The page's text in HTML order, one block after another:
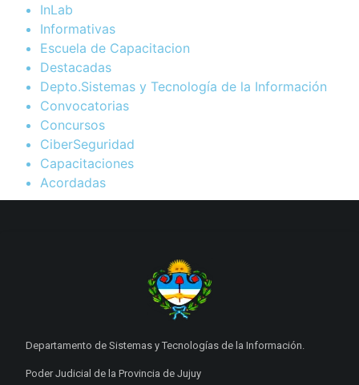
InLab
Informativas
Escuela de Capacitacion
Destacadas
Depto.Sistemas y Tecnología de la Información
Convocatorias
Concursos
CiberSeguridad
Capacitaciones
Acordadas
Departamento de Sistemas y Tecnologías de la Información.
Poder Judicial de la Provincia de Jujuy